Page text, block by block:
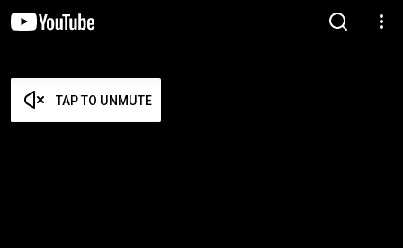
TAP TO UNMUTE